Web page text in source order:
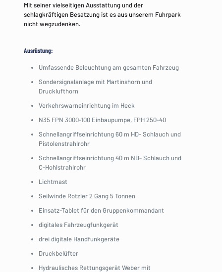
Mit seiner vielseitigen Ausstattung und der
schlagkräftigen Besatzung ist es aus unserem Fuhrpark
nicht wegzudenken.
Ausrüstung:
Umfassende Beleuchtung am gesamten Fahrzeug
Sondersignalanlage mit Martinshorn und
Drucklufthorn
Verkehrswarneinrichtung im Heck
N35 FPN 3000-100 Einbaupumpe, FPH 250-40
Schnellangriffseinrichtung 60 m HD- Schlauch und
Pistolenstrahlrohr
Schnellangriffseinrichtung 40 m ND- Schlauch und
C-Hohlstrahlrohr
Lichtmast
Seilwinde Rotzler 2 Gang 5 Tonnen
Einsatz-Tablet für den Gruppenkommandant
digitales Fahrzeugfunkgerät
drei digitale Handfunkgeräte
Druckbelüfter
Hydraulisches Rettungsgerät Weber mit